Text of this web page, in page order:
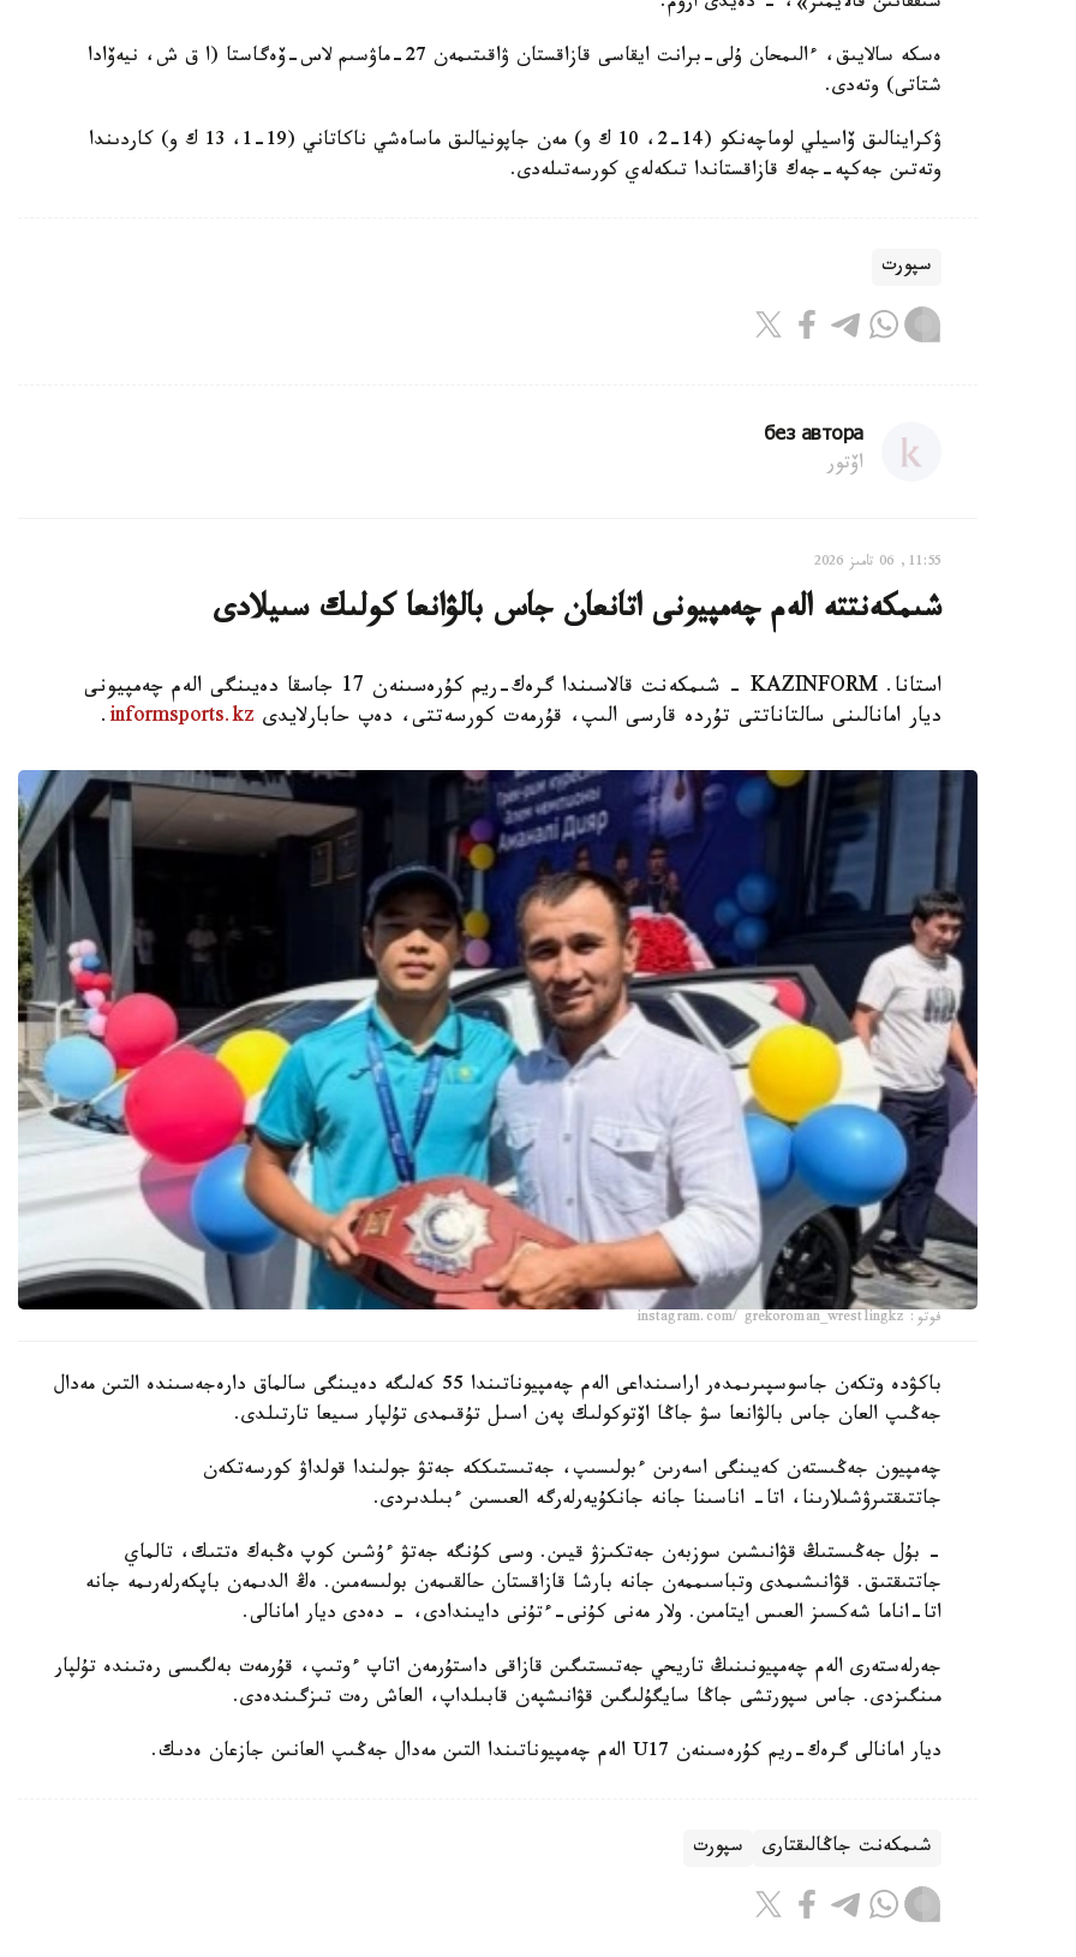
ەسكە سالايىق، ءالىمحان ۇلى-برانت ايقاسى قازاقستان ۋاقىتىمەن 27-ماۋسىم لاس-ۆەگاستا (ا ق ش، نيەۆادا
شتاتى) وتەدى.
ۋكراينالىق ۆاسيلي لوماچەنكو (14-2، 10 ك و) مەن جاپونيالىق ماساەشي ناكاتاني (19-1، 13 ك و) كاردىندا
وتەتىن جەكپە-جەك قازاقستاندا تىكەلەي كورسەتىلەدى.
سپورت
без автора
اۆتور
11:55, 06 تامىز 2026
شىمكەنتتە الەم چەمپيونى اتانعان جاس بالۋانعا كولىك سىيلادى
استانا. KAZINFORM - شىمكەنت قالاسىندا گرەك-ريم كۇرەسىنەن 17 جاسقا دەيىنگى الەم چەمپيونى
ديار امانالىنى سالتاناتتى تۇردە قارسى الىپ، قۇرمەت كورسەتتى، دەپ حابارلايدى informsports.kz
.
فوتو: instagram.com/ grekoroman_wrestlingkz
باكۋدە وتكەن جاسوسپىرىمدەر اراسىنداعى الەم چەمپيوناتىندا 55 كەلىگە دەيىنگى سالماق دارەجەسىندە التىن مەدال
جەڭىپ العان جاس بالۋانعا سۋ جاڭا اۆتوكولىك پەن اسىل تۇقىمدى تۇلپار سىيعا تارتىلدى.
چەمپيون جەڭىستەن كەيىنگى اسەرىن ءبولىسىپ، جەتىستىككە جەتۋ جولىندا قولداۋ كورسەتكەن
جاتتىقتىرۋشىلارىنا، اتا- اناسىنا جانە جانكۇيەرلەرگە العىسىن ءبىلدىردى.
- بۇل جەڭىستىڭ قۋانىشىن سوزبەن جەتكىزۋ قيىن. وسى كۇنگە جەتۋ ءۇشىن كوپ ەڭبەك ەتتىك، تالماي
جاتتىقتىق. قۋانىشىمدى وتباسىممەن جانە بارشا قازاقستان حالقىمەن بولىسەمىن. ەڭ الدىمەن باپكەرلەرىمە جانە
اتا-اناما شەكسىز العىس ايتامىن. ولار مەنى كۇنى-ءتۇنى دايىندادى، - دەدى ديار امانالى.
جەرلەستەرى الەم چەمپيونىنىڭ تاريحي جەتىستىگىن قازاقى داستۇرمەن اتاپ ءوتىپ، قۇرمەت بەلگىسى رەتىندە تۇلپار
مىنگىزدى. جاس سپورتشى جاڭا سايگۇلىگىن قۋانىشپەن قابىلداپ، العاش رەت تىزگىندەدى.
ديار امانالى گرەك-ريم كۇرەسىنەن U17 الەم چەمپيوناتىندا التىن مەدال جەڭىپ العانىن جازعان ەدىك.
شىمكەنت جاڭالىقتارى سپورت